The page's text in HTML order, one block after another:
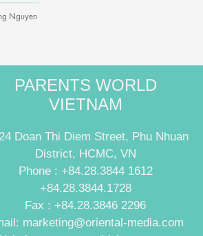
Nguyen
PARENTS WORLD
VIETNAM
Doan Thi Diem Street, Phu Nhuan
District, HCMC, VN
Phone : +84.28.3844 1612
+84.28.3844.1728
Fax : +84.28.3846 2296
marketing@oriental-media.com